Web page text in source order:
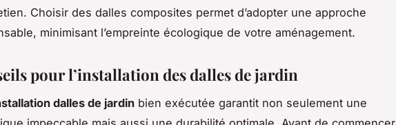
Choisir des dalles composites permet d’adopter une approche
minimisant l’empreinte écologique de votre aménagement.
pour l’installation des dalles de jardin
dalles de jardin bien exécutée garantit non seulement une